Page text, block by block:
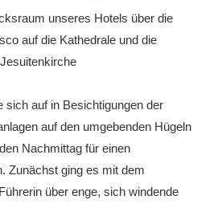
unseres Hotels über die
auf die Kathedrale und die
Jesuitenkirche
sich auf in Besichtigungen der
auf den umgebenden Hügeln
Nachmittag für einen
Zunächst ging es mit dem
über enge, sich windende